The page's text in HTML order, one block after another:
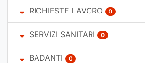
RICHIESTE LAVORO 0
SERVIZI SANITARI 0
BADANTI 0